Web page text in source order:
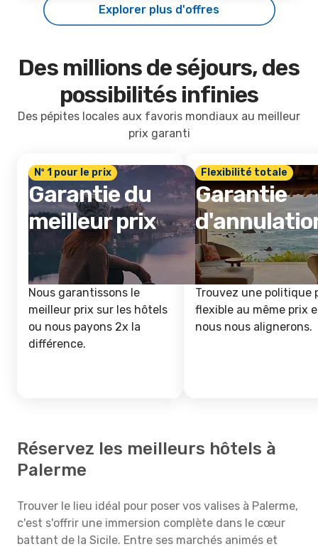
Explorer plus d'offres
Des millions de séjours, des
possibilités infinies
Des pépites locales aux favoris mondiaux au meilleur
prix garanti
Nº 1 pour le prix
Garantie du
meilleur prix
Nous garantissons le
meilleur prix sur les hôtels
ou nous payons 2x la
différence.
Flexibilité totale
Garantie
Trouvez une politique
flexible au même prix
nous nous alignerons.
Réservez les meilleurs hôtels à
Palerme
Trouver le lieu idéal pour poser vos valises à Palerme,
c'est s'offrir une immersion complète dans le cœur
battant de la Sicile. Entre ses marchés animés et